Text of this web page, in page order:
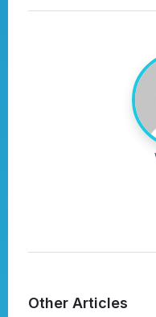
Other Articles